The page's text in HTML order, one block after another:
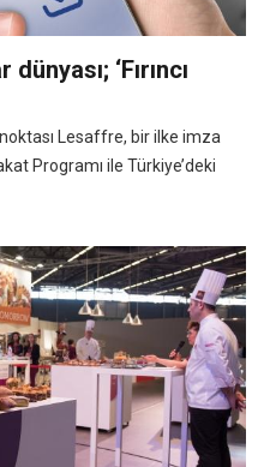
‘Fırıncı
Lesaffre, bir ilke imza
Programı ile Türkiye’deki